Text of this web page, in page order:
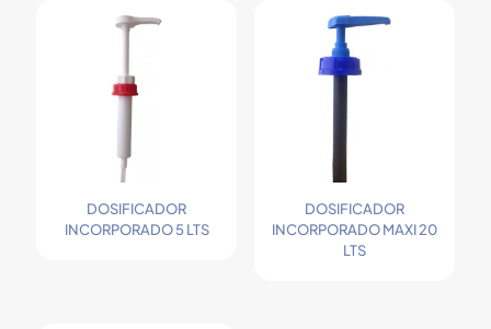
DOSIFICADOR
INCORPORADO 5 LTS
DOSIFICADOR
INCORPORADO MAXI 20
LTS